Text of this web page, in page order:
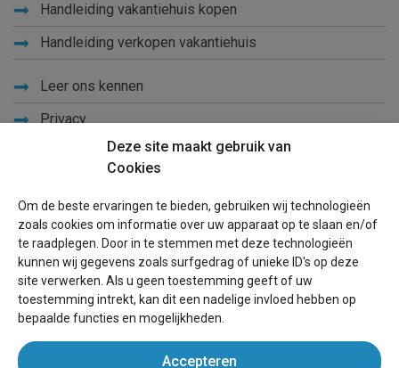
Deze site maakt gebruik van
Cookies
Om de beste ervaringen te bieden, gebruiken wij technologieën
zoals cookies om informatie over uw apparaat op te slaan en/of
te raadplegen. Door in te stemmen met deze technologieën
kunnen wij gegevens zoals surfgedrag of unieke ID's op deze
site verwerken. Als u geen toestemming geeft of uw
toestemming intrekt, kan dit een nadelige invloed hebben op
bepaalde functies en mogelijkheden.
Accepteren
Handleiding vakantiehuis kopen
Handleiding verkopen vakantiehuis
Leer ons kennen
Privacy
Blog
Voor eigenaren
Een advertentie plaatsen